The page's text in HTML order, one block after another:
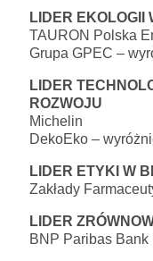
LIDER EKOLOGII
TAURON Polska
Grupa GPEC –
LIDER
ROZWOJU
Michelin
DekoEko –
LIDER ETYKI W
Zakłady
LIDER
BNP Paribas Bank